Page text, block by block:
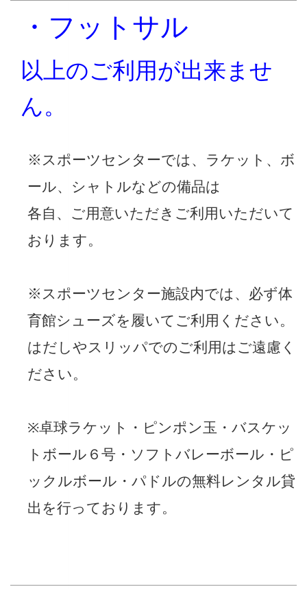
・フットサル
以上のご利用が出来ませ
ん。
※スポーツセンターでは、ラケット、ボ
ール、シャトルなどの備品は
各自、ご用意いただきご利用いただいて
おります。
※スポーツセンター施設内では、必ず体
育館シューズを履いてご利用ください。
はだしやスリッパでのご利用はご遠慮く
ださい。
※卓球ラケット・ピンポン玉・バスケッ
トボール６号・ソフトバレーボール・ピ
ックルボール・パドルの無料レンタル貸
出を行っております。